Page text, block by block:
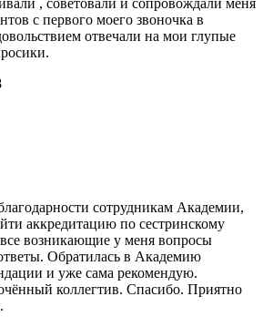
, советовали и сопровождали меня
с первого моего звоночка в
отвечали на мои глупые
сотрудникам Академии,
аккредитацию по сестринскому
возникающие у меня вопросы
Обратилась в Академию
и уже сама рекомендую.
коллегтив. Спасибо. Приятно